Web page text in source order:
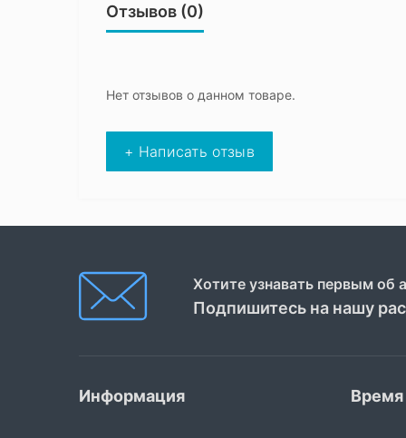
Отзывов (0)
Нет отзывов о данном товаре.
+ Написать отзыв
Хотите узнавать первым об
Подпишитесь на нашу
Информация